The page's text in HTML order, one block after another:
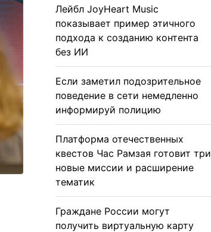
Лейбл JoyHeart Music
показывает пример этичного
подхода к созданию контента
без ИИ
Если заметил подозрительное
поведение в сети немедленно
информируй полицию
Платформа отечественных
квестов Час Рамзая готовит три
новые миссии и расширение
тематик
Граждане России могут
получить виртуальную карту